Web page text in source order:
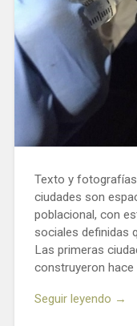
Texto y
ciudades son
poblacional, con
sociales definidas
Las primeras
construyeron hace
Seguir leyendo →